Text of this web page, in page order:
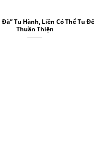
Tu Hành, Liền Có Thể Tu
Thuần Thiện